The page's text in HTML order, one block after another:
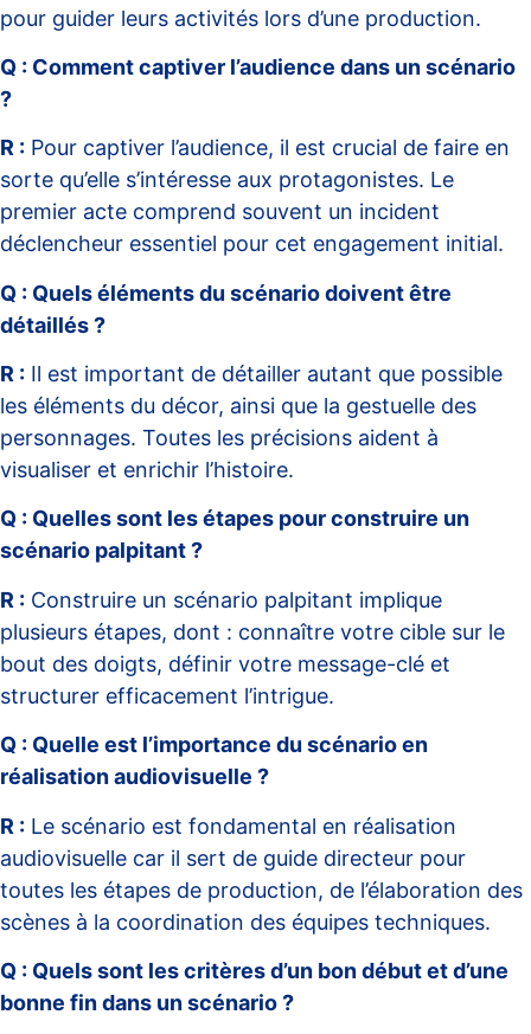
pour guider leurs activités lors d’une production.
Q : Comment captiver l’audience dans un scénario
?
R : Pour captiver l’audience, il est crucial de faire en
sorte qu’elle s’intéresse aux protagonistes. Le
premier acte comprend souvent un incident
déclencheur essentiel pour cet engagement initial.
Q : Quels éléments du scénario doivent être
détaillés ?
R : Il est important de détailler autant que possible
les éléments du décor, ainsi que la gestuelle des
personnages. Toutes les précisions aident à
visualiser et enrichir l’histoire.
Q : Quelles sont les étapes pour construire un
scénario palpitant ?
R : Construire un scénario palpitant implique
plusieurs étapes, dont : connaître votre cible sur le
bout des doigts, définir votre message-clé et
structurer efficacement l’intrigue.
Q : Quelle est l’importance du scénario en
réalisation audiovisuelle ?
R : Le scénario est fondamental en réalisation
audiovisuelle car il sert de guide directeur pour
toutes les étapes de production, de l’élaboration des
scènes à la coordination des équipes techniques.
Q : Quels sont les critères d’un bon début et d’une
bonne fin dans un scénario ?